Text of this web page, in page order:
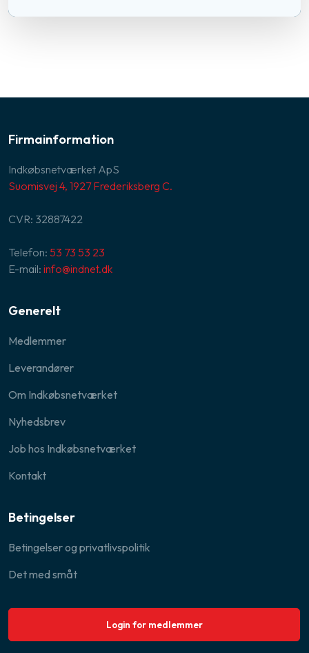
Firmainformation
Indkøbsnetværket ApS​
Suomisvej 4, 1927 Frederiksberg C.
CVR:​ 32887422
Telefon: 53 73 53 23
E-mail:info@indnet.dk
Generelt
Medlemmer
Leverandører
Om Indkøbsnetværket
Nyhedsbrev
Job hos Indkøbsnetværket
Kontakt
Betingelser
Betingelser og privatlivspolitik​
Det med småt
Login for medlemmer